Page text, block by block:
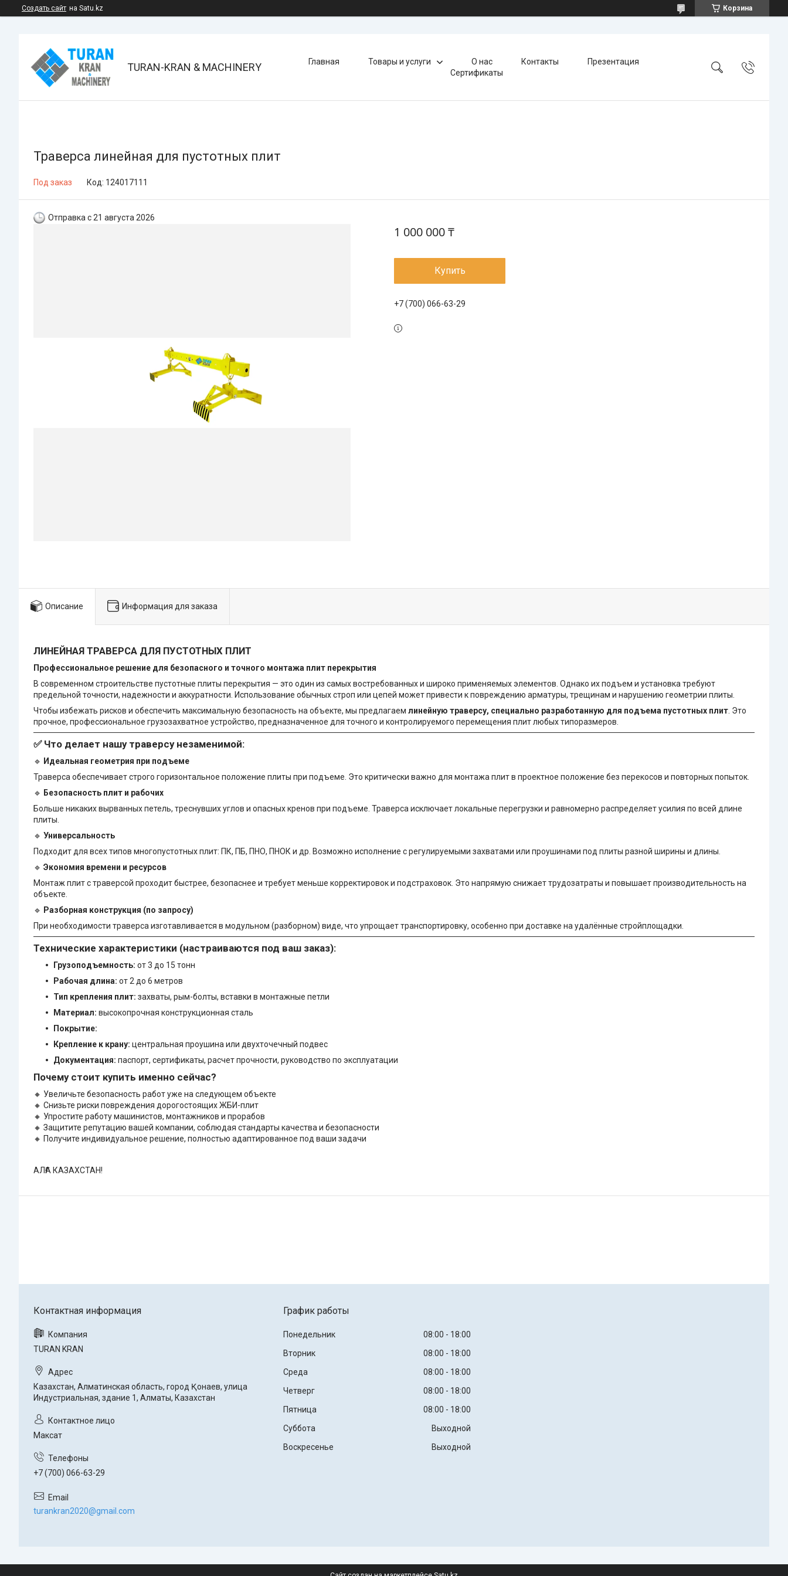
Создать сайт на Satu.kz Корзина
TURAN-KRAN & MACHINERY Главная Товары и услуги О нас Контакты
Презентация
Сертификаты
Траверса линейная для пустотных плит
Под заказ Код: 124017111
Отправка с 21 августа 2026
1 000 000 ₸
Купить
+7 (700) 066-63-29
Описание Информация для заказа
ЛИНЕЙНАЯ ТРАВЕРСА ДЛЯ ПУСТОТНЫХ ПЛИТ
Профессиональное решение для безопасного и точного монтажа плит перекрытия
В современном строительстве пустотные плиты перекрытия — это один из самых востребованных и широко применяемых элементов. Однако их подъем и установка требуют
предельной точности, надежности и аккуратности. Использование обычных строп или цепей может привести к повреждению арматуры, трещинам и нарушению геометрии плиты.
Чтобы избежать рисков и обеспечить максимальную безопасность на объекте, мы предлагаем линейную траверсу, специально разработанную для подъема пустотных плит. Это
прочное, профессиональное грузозахватное устройство, предназначенное для точного и контролируемого перемещения плит любых типоразмеров.
✅ Что делает нашу траверсу незаменимой:
🔹 Идеальная геометрия при подъеме
Траверса обеспечивает строго горизонтальное положение плиты при подъеме. Это критически важно для монтажа плит в проектное положение без перекосов и повторных попыток.
🔹 Безопасность плит и рабочих
Больше никаких вырванных петель, треснувших углов и опасных кренов при подъеме. Траверса исключает локальные перегрузки и равномерно распределяет усилия по всей длине
плиты.
🔹 Универсальность
Подходит для всех типов многопустотных плит: ПК, ПБ, ПНО, ПНОК и др. Возможно исполнение с регулируемыми захватами или проушинами под плиты разной ширины и длины.
🔹 Экономия времени и ресурсов
Монтаж плит с траверсой проходит быстрее, безопаснее и требует меньше корректировок и подстраховок. Это напрямую снижает трудозатраты и повышает производительность на
объекте.
🔹 Разборная конструкция (по запросу)
При необходимости траверса изготавливается в модульном (разборном) виде, что упрощает транспортировку, особенно при доставке на удалённые стройплощадки.
Технические характеристики (настраиваются под ваш заказ):
Грузоподъемность: от 3 до 15 тонн
Рабочая длина: от 2 до 6 метров
Тип крепления плит: захваты, рым-болты, вставки в монтажные петли
Материал: высокопрочная конструкционная сталь
Покрытие:
Крепление к крану: центральная проушина или двухточечный подвес
Документация: паспорт, сертификаты, расчет прочности, руководство по эксплуатации
Почему стоит купить именно сейчас?
🔸 Увеличьте безопасность работ уже на следующем объекте
🔸 Снизьте риски повреждения дорогостоящих ЖБИ-плит
🔸 Упростите работу машинистов, монтажников и прорабов
🔸 Защитите репутацию вашей компании, соблюдая стандарты качества и безопасности
🔸 Получите индивидуальное решение, полностью адаптированное под ваши задачи
АЛҒА КАЗАХСТАН!
TURAN KRAN
Казахстан, Алматинская область, город Қонаев, улица
Индустриальная, здание 1, Алматы, Казахстан
Максат
+7 (700) 066-63-29
turankran2020@gmail.com
График работы
Понедельник 08:00
18:00
Вторник
08:00
18:00
Среда
08:00
18:00
Четверг
08:00
18:00
Пятница
08:00
18:00
Суббота
Выходной
Воскресенье
Выходной